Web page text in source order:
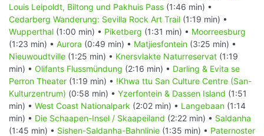
Louis Leipoldt, Biltong und Pakhuis Pass (1:46 min) •
Cedarberg Wanderung: Sevilla Rock Art Trail (1:19 min) •
Wupperthal (1:00 min) • Piketberg (1:31 min) • Moorreesburg
(1:23 min) • Aurora (0:49 min) • Matjiesfontein (3:25 min) •
Nieuwoudtville (1:25 min) • Knersvlakte Naturreservat (1:19
min) • Olifants Flussmündung (2:16 min) • Darling & Evita se
Perron Theater (1:19 min) • !Khwa ttu San Culture Centre (San-
Kulturzentrum) (0:58 min) • Yzerfontein & Dassen Island (1:51
min) • West Coast Nationalpark (2:02 min) • Langebaan (1:14
min) • Die Schaapen-Insel / Skaapeiland (2:22 min) • Saldanha
(1:45 min) • Sishen-Saldanha-Bahnlinie (1:35 min) • Paternoster